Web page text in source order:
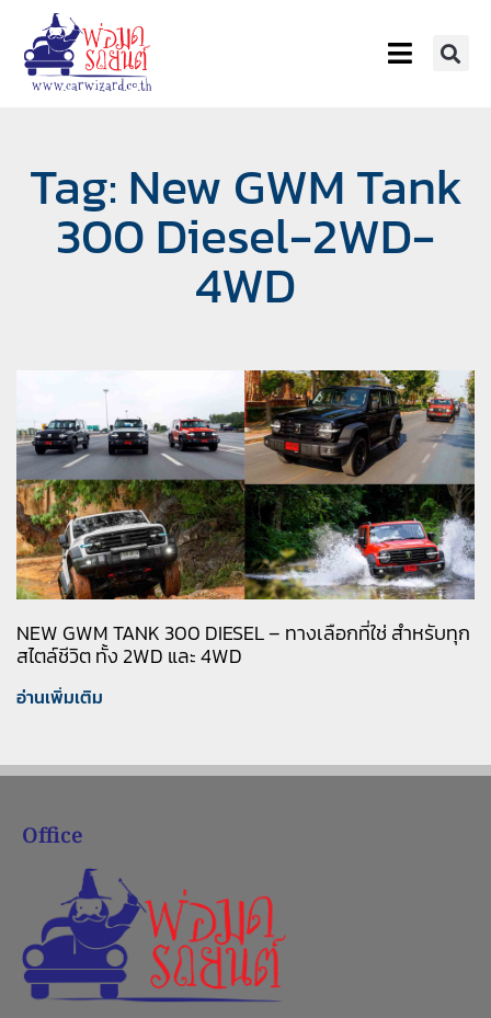
Tag: New GWM Tank
300 Diesel-2WD-
4WD
NEW GWM TANK 300 DIESEL – ทางเลือกที่ใช่ สำหรับทุก
สไตล์ชีวิต ทั้ง 2WD และ 4WD
อ่านเพิ่มเติม
Office